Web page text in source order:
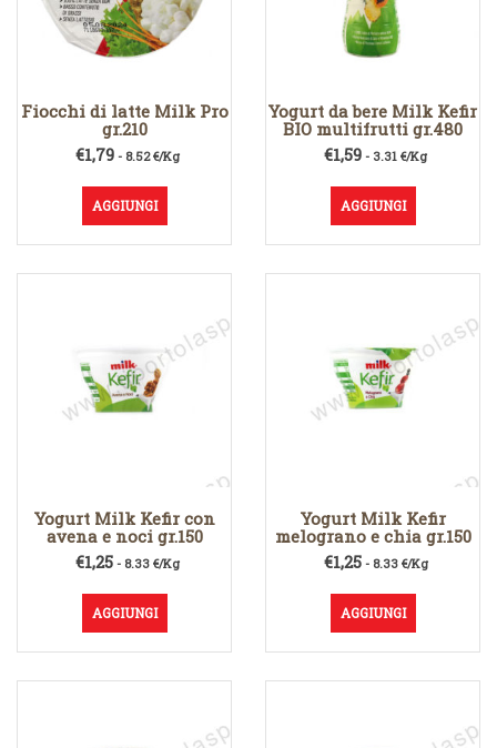
Fiocchi di latte Milk Pro
gr.210
€1,79- 8.52 €/Kg
AGGIUNGI
Yogurt da bere Milk Kefir
BIO multifrutti gr.480
€1,59 - 3.31 €/Kg
AGGIUNGI
Yogurt Milk Kefir con
avena e noci gr.150
€1,25- 8.33 €/Kg
AGGIUNGI
Yogurt Milk Kefir
melograno e chia gr.150
€1,25- 8.33 €/Kg
AGGIUNGI